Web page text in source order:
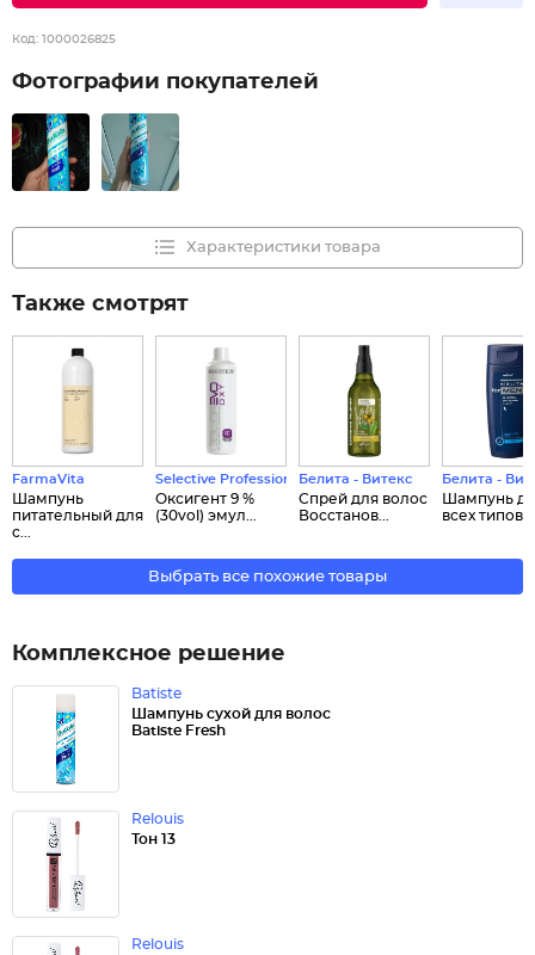
Код: 1000026825
Фотографии покупателей
Характеристики товара
Также смотрят
FarmaVita
Шампунь
питательный для
с...
Selective Professional
Оксигент 9 %
(30vol) эмул...
Белита - Витекс
Спрей для волос
Восстанов...
Белита -
Шампунь
всех типов
Выбрать все похожие товары
Комплексное решение
Batiste
Шампунь сухой для волос
Batiste Fresh
Relouis
Тон 13
Relouis